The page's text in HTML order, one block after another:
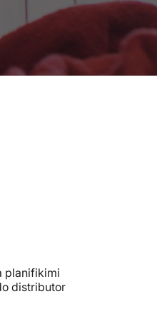
planifikimi
distributor